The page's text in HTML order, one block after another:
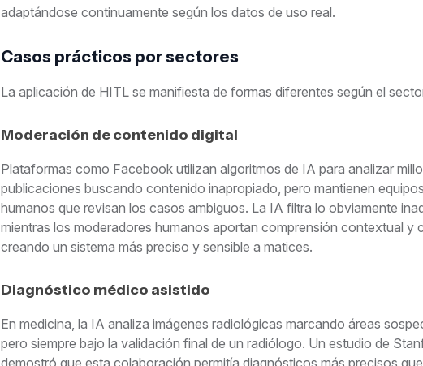
adaptándose continuamente según los datos de uso real.
Casos prácticos por sectores
La aplicación de HITL se manifiesta de formas diferentes según el
Moderación de contenido digital
Plataformas como Facebook utilizan algoritmos de IA para analizar
publicaciones buscando contenido inapropiado, pero mantienen equipos
humanos que revisan los casos ambiguos. La IA filtra lo obviamente
mientras los moderadores humanos aportan comprensión contextual y
creando un sistema más preciso y sensible a matices.
Diagnóstico médico asistido
En medicina, la IA analiza imágenes radiológicas marcando áreas
pero siempre bajo la validación final de un radiólogo. Un estudio de
demostró que esta colaboración permitía diagnósticos más precisos